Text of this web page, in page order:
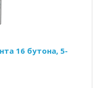
16 бутона, 5-